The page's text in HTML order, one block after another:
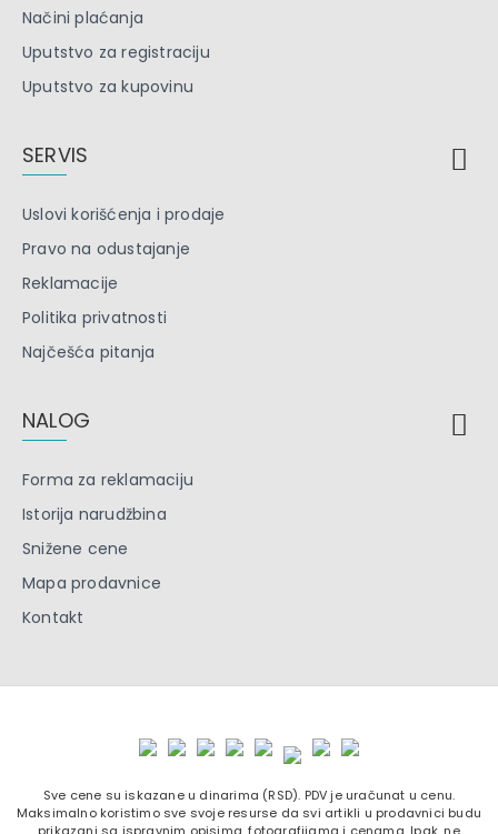
Načini plaćanja
Uputstvo za registraciju
Uputstvo za kupovinu
SERVIS
Uslovi korišćenja i prodaje
Pravo na odustajanje
Reklamacije
Politika privatnosti
Najčešća pitanja
NALOG
Forma za reklamaciju
Istorija narudžbina
Snižene cene
Mapa prodavnice
Kontakt
Sve cene su iskazane u dinarima (RSD). PDV je uračunat u cenu.
Maksimalno koristimo sve svoje resurse da svi artikli u prodavnici budu